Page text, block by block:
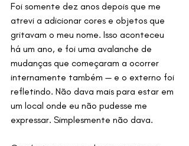
Foi somente dez anos depois que me
atrevi a adicionar cores e objetos que
gritavam o meu nome. Isso aconteceu
há um ano, e foi uma avalanche de
mudanças que começaram a ocorrer
internamente também — e o externo foi
refletindo. Não dava mais para estar em
um local onde eu não pudesse me
expressar. Simplesmente não dava.